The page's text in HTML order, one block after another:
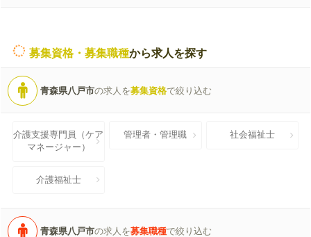
募集資格・募集職種から求人を探す
青森県八戸市の求人を募集資格で絞り込む
介護支援専門員（ケア
マネージャー）
管理者・管理職 社会福祉士
介護福祉士
青森県八戸市の求人を募集職種で絞り込む